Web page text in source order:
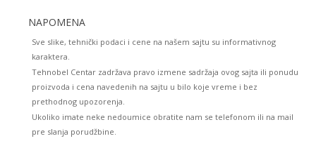
NAPOMENA
Sve slike, tehnički podaci i cene na našem sajtu su informativnog
karaktera.
Tehnobel Centar zadržava pravo izmene sadržaja ovog sajta ili ponudu
proizvoda i cena navedenih na sajtu u bilo koje vreme i bez
prethodnog upozorenja.
Ukoliko imate neke nedoumice obratite nam se telefonom ili na mail
pre slanja porudžbine.